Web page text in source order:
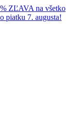
ZĽAVA na všetko
piatku 7. augusta!